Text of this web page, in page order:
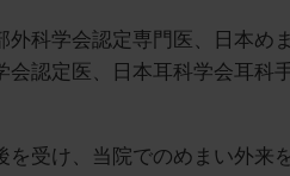
外科学会認定専門医、日本め
会認定医、日本耳科学会耳
受け、当院でのめまい外来